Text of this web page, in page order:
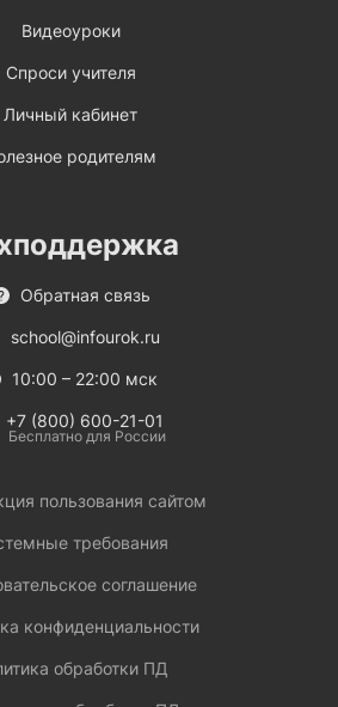
Видеоуроки
Спроси учителя
Личный кабинет
родителям
Обратная связь
school@infourok.ru
10:00 – 22:00 мск
+7 (800) 600-21-01
Бесплатно для России
пользования сайтом
требования
соглашение
конфиденциальности
обработки ПД